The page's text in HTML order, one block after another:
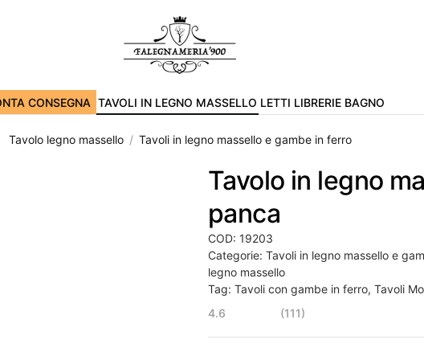
CONSEGNA TAVOLI IN LEGNO MASSELLO LETTI LIBRERIE BAGNO
Tavolo legno massello Tavoli in legno massello e gambe in ferro
Tavolo in legno
panca
COD: 19203
Categorie: Tavoli in legno massello e
legno massello
Tag: Tavoli con gambe in ferro, Tavoli
4.6
(111)